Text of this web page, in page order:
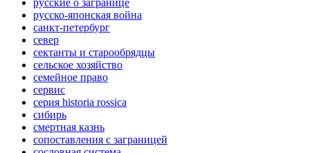
русские о загранице
русско-японская война
санкт-петербург
север
сектанты и старообрядцы
сельское хозяйство
семейное право
сервис
серия historia rossica
сибирь
смертная казнь
сопоставления с заграницей